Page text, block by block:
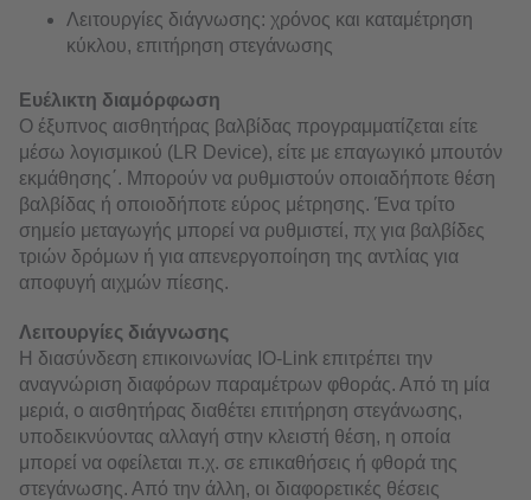
Λειτουργίες διάγνωσης: χρόνος και καταμέτρηση
κύκλου, επιτήρηση στεγάνωσης
Ευέλικτη διαμόρφωση
Ο έξυπνος αισθητήρας βαλβίδας προγραμματίζεται είτε
μέσω λογισμικού (LR Device), είτε με επαγωγικό μπουτόν
εκμάθησης΄. Μπορούν να ρυθμιστούν οποιαδήποτε θέση
βαλβίδας ή οποιοδήποτε εύρος μέτρησης. Ένα τρίτο
σημείο μεταγωγής μπορεί να ρυθμιστεί, πχ για βαλβίδες
τριών δρόμων ή για απενεργοποίηση της αντλίας για
αποφυγή αιχμών πίεσης.
Λειτουργίες διάγνωσης
Η διασύνδεση επικοινωνίας IO-Link επιτρέπει την
αναγνώριση διαφόρων παραμέτρων φθοράς. Από τη μία
μεριά, ο αισθητήρας διαθέτει επιτήρηση στεγάνωσης,
υποδεικνύοντας αλλαγή στην κλειστή θέση, η οποία
μπορεί να οφείλεται π.χ. σε επικαθήσεις ή φθορά της
στεγάνωσης. Από την άλλη, οι διαφορετικές θέσεις